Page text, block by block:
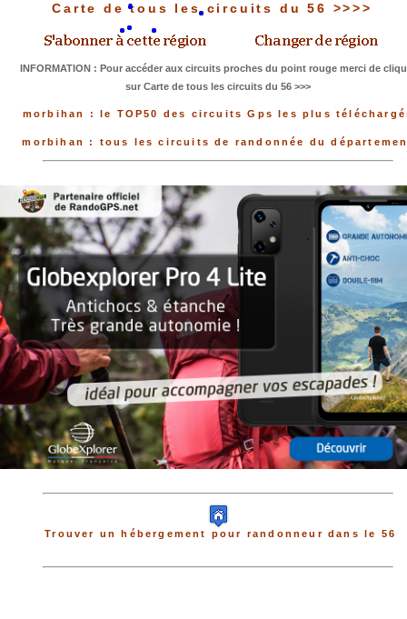
Carte de tous les circuits du 56 >>>>
INFORMATION : Pour accéder aux circuits proches du point rouge merci de
sur Carte de tous les circuits du 56 >>>
morbihan : le TOP50 des circuits Gps les plus
morbihan : tous les circuits de randonnée du
Trouver un hébergement pour randonneur dans le 56